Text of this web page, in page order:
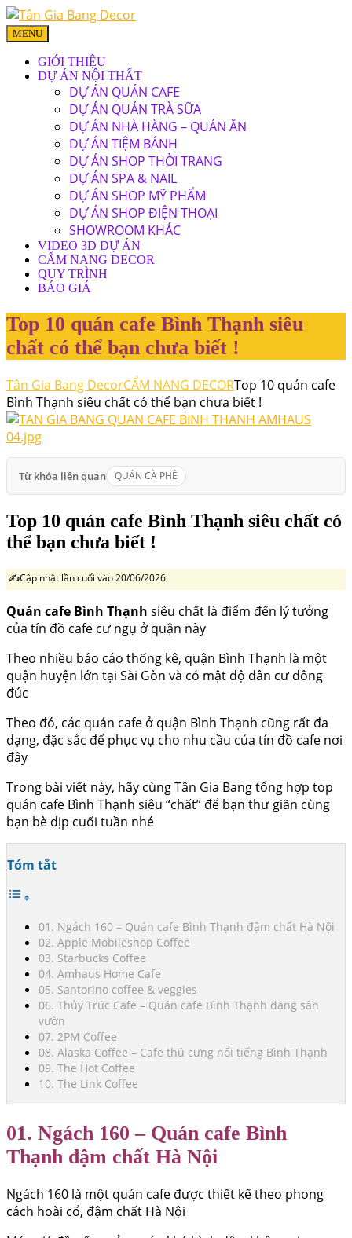
MENU
GIỚI THIỆU
DỰ ÁN NỘI THẤT
DỰ ÁN QUÁN CAFE
DỰ ÁN QUÁN TRÀ SỮA
DỰ ÁN NHÀ HÀNG – QUÁN ĂN
DỰ ÁN TIỆM BÁNH
DỰ ÁN SHOP THỜI TRANG
DỰ ÁN SPA & NAIL
DỰ ÁN SHOP MỸ PHẨM
DỰ ÁN SHOP ĐIỆN THOẠI
SHOWROOM KHÁC
VIDEO 3D DỰ ÁN
CẨM NANG DECOR
QUY TRÌNH
BÁO GIÁ
Top 10 quán cafe Bình Thạnh siêu
chất có thể bạn chưa biết !
Tân Gia Bang DecorCẨM NANG DECORTop 10 quán cafe
Bình Thạnh siêu chất có thể bạn chưa biết !
Từ khóa liên quan QUÁN CÀ PHÊ
Top 10 quán cafe Bình Thạnh siêu chất có
thể bạn chưa biết !
✍Cập nhật lần cuối vào 20/06/2026
Quán cafe Bình Thạnh siêu chất là điểm đến lý tưởng
của tín đồ cafe cư ngụ ở quận này
Theo nhiều báo cáo thống kê, quận Bình Thạnh là một
quận huyện lớn tại Sài Gòn và có mật độ dân cư đông
đúc
Theo đó, các quán cafe ở quận Bình Thạnh cũng rất đa
dạng, đặc sắc để phục vụ cho nhu cầu của tín đồ cafe nơi
đây
Trong bài viết này, hãy cùng Tân Gia Bang tổng hợp top
quán cafe Bình Thạnh siêu “chất” để bạn thư giãn cùng
bạn bè dịp cuối tuần nhé
Tóm tắt
01. Ngách 160 – Quán cafe Bình Thạnh đậm chất Hà Nội
02. Apple Mobileshop Coffee
03. Starbucks Coffee
04. Amhaus Home Cafe
05. Santorino coffee & veggies
06. Thủy Trúc Cafe – Quán cafe Bình Thạnh dạng sân
vườn
07. 2PM Coffee
08. Alaska Coffee – Cafe thú cưng nổi tiếng Bình Thạnh
09. The Hot Coffee
10. The Link Coffee
01. Ngách 160 – Quán cafe Bình
Thạnh đậm chất Hà Nội
Ngách 160 là một quán cafe được thiết kế theo phong
cách hoài cổ, đậm chất Hà Nội